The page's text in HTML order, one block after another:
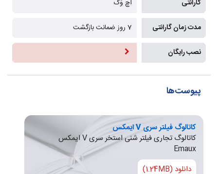
گارانتی اچ وَک
مدت زمان گارانتی 7 روز ضمانت بازگشت
نصب رایگان
پیوست‌ها
کاتالوگ فیلتر سری V ایمکس
کاتالوگ تجاری فیلتر شنی استخر سری V ایمکس
Emaux
دانلود (1.24MB)